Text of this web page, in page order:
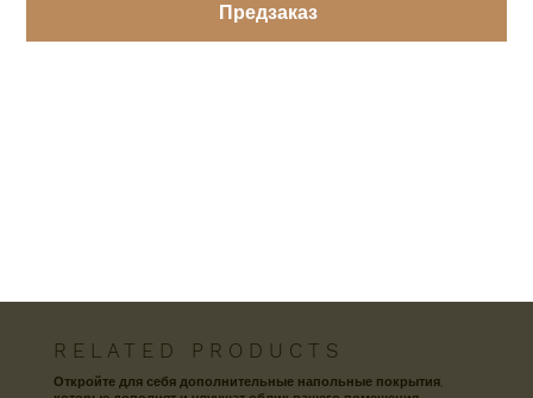
Предзаказ
R E L A T E D P R O D U C T S
Откройте для себя дополнительные напольные покрытия,